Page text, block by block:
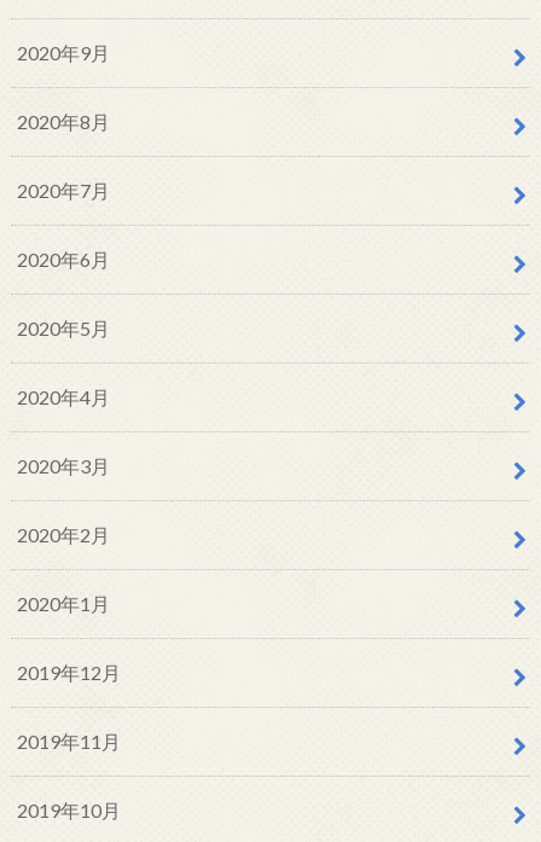
2020年9月
2020年8月
2020年7月
2020年6月
2020年5月
2020年4月
2020年3月
2020年2月
2020年1月
2019年12月
2019年11月
2019年10月